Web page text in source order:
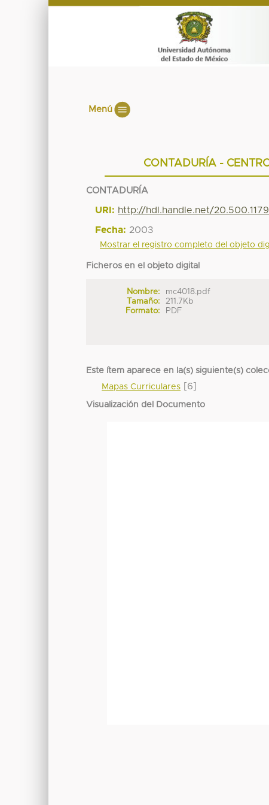
Menú
CONTADURÍA -
CONTADURÍA
URI: http://hdl.handle.net/
Fecha: 2003
Mostrar el registro completo del objeto
Ficheros en el objeto digital
Nombre:
mc4018.pdf
Tamaño:
211.7Kb
Formato:
PDF
Este ítem aparece en la(s) siguiente(s)
Mapas Curriculares [6]
Visualización del Documento